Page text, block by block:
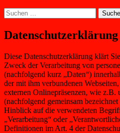
Suchen
nach:
Datenschutzerklärung
Diese Datenschutzerklärung klärt
Zweck der Verarbeitung von
(nachfolgend kurz „Daten“)
der mit ihm verbundenen
externen Onlinepräsenzen, wie
(nachfolgend gemeinsam
Hinblick auf die verwendeten
„Verarbeitung“ oder
Definitionen im Art. 4 der